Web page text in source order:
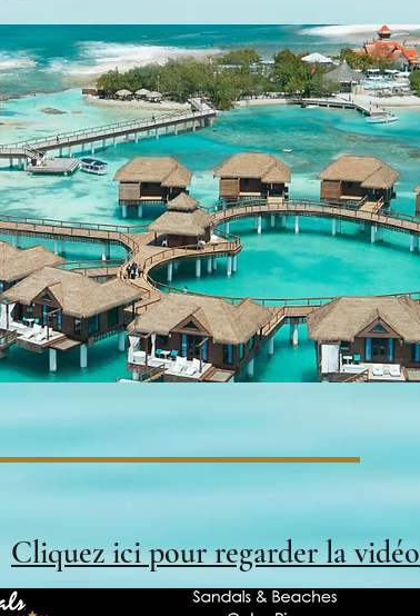
Cliquez ici pour regarder la vidéo